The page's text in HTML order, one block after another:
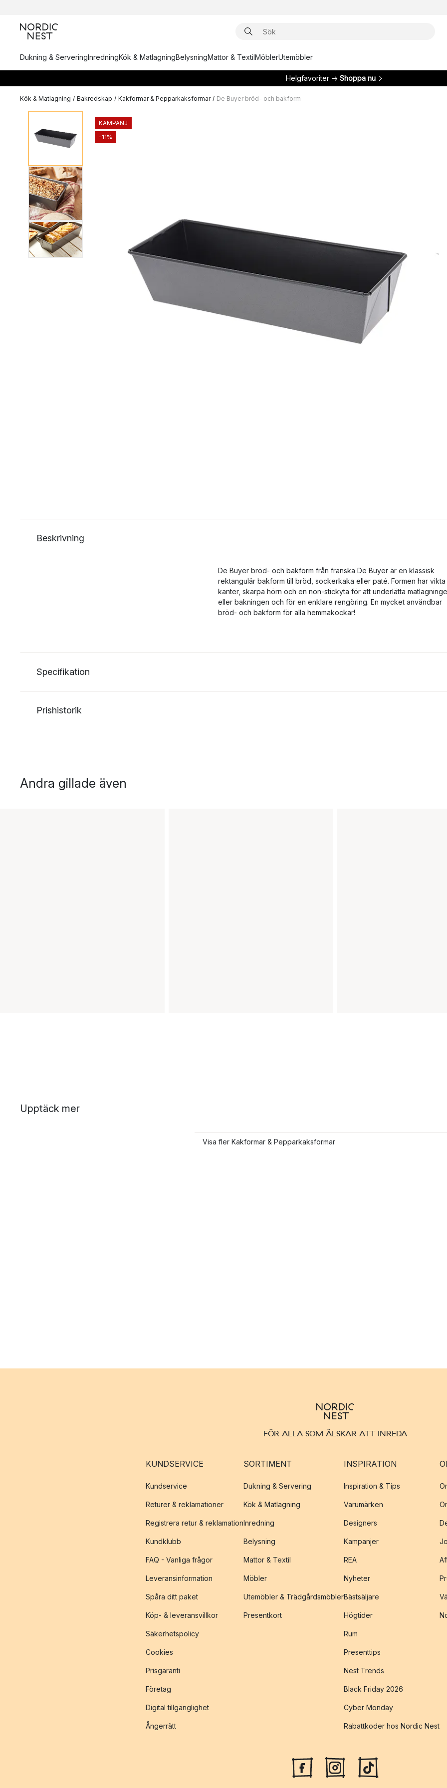
Dukning & ServeringInredningKök & MatlagningBelysningMattor & TextilMöblerUtemöbler
Helgfavoriter → Shoppa nu
Kök & Matlagning / Bakredskap / Kakformar & Pepparkaksformar / De Buyer bröd- och bakform
KAMPANJ
-11%
Beskrivning
De Buyer bröd- och bakform från franska De Buyer är en klassisk
rektangulär bakform till bröd, sockerkaka eller paté. Formen har vikta
kanter, skarpa hörn och en non-stickyta för att underlätta
eller bakningen och för en enklare rengöring. En mycket användbar
bröd- och bakform för alla hemmakockar!
Specifikation
Prishistorik
Andra gillade även
Upptäck mer
Visa fler Kakformar & Pepparkaksformar
FÖR ALLA SOM ÄLSKAR ATT INREDA
KUNDSERVICE
Kundservice
Returer & reklamationer
Registrera retur & reklamation
Kundklubb
FAQ - Vanliga frågor
Leveransinformation
Spåra ditt paket
Köp- & leveransvillkor
Säkerhetspolicy
Cookies
Prisgaranti
Företag
Digital tillgänglighet
Ångerrätt
SORTIMENT
Dukning & Servering
Kök & Matlagning
Inredning
Belysning
Mattor & Textil
Möbler
Utemöbler & Trädgårdsmöbler
Presentkort
INSPIRATION
Inspiration & Tips
Varumärken
Designers
Kampanjer
REA
Nyheter
Bästsäljare
Högtider
Rum
Presenttips
Nest Trends
Black Friday 2026
Cyber Monday
Rabattkoder hos Nordic Nest